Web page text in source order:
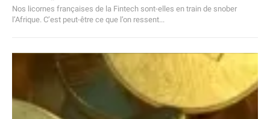
Nos licornes françaises de la Fintech sont-elles en train de snober
l’Afrique. C’est peut-être ce que l’on ressent...